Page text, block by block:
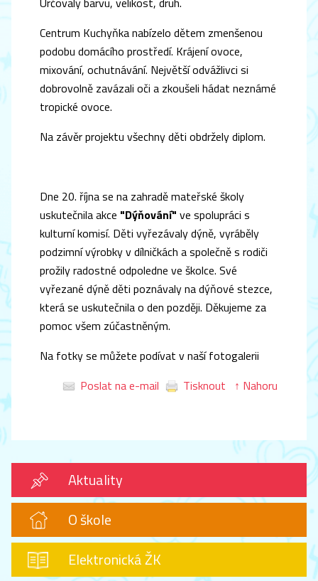
Centrum Kuchyňka nabízelo dětem zmenšenou
podobu domácího prostředí. Krájení ovoce,
mixování, ochutnávání. Největší odvážlivci si
dobrovolně zavázali oči a zkoušeli hádat neznámé
tropické ovoce.
Na závěr projektu všechny děti obdržely diplom.
Dne 20. října se na zahradě mateřské školy
uskutečnila akce "Dýňování" ve spolupráci s
kulturní komisí. Děti vyřezávaly dýně, vyráběly
podzimní výrobky v dílničkách a společně s rodiči
prožily radostné odpoledne ve školce. Své
vyřezané dýně děti poznávaly na dýňové stezce,
která se uskutečnila o den později. Děkujeme za
pomoc všem zúčastněným.
Na fotky se můžete podívat v naší fotogalerii
Poslat na e-mail
Tisknout ↑ Nahoru
Aktuality
O škole
Elektronická ŽK